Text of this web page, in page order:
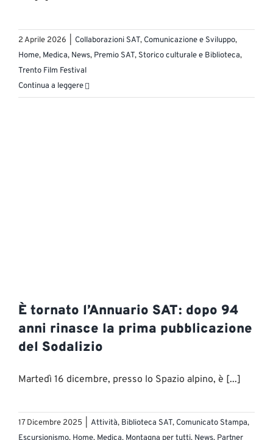
2 Aprile 2026 Collaborazioni SAT, Comunicazione e Sviluppo,
Home, Medica, News, Premio SAT, Storico culturale e Biblioteca,
Trento Film Festival
Continua a leggere
È tornato l’Annuario SAT: dopo 94
anni rinasce la prima pubblicazione
del Sodalizio
Martedì 16 dicembre, presso lo Spazio alpino, è [...]
17 Dicembre 2025 Attività, Biblioteca SAT, Comunicato Stampa,